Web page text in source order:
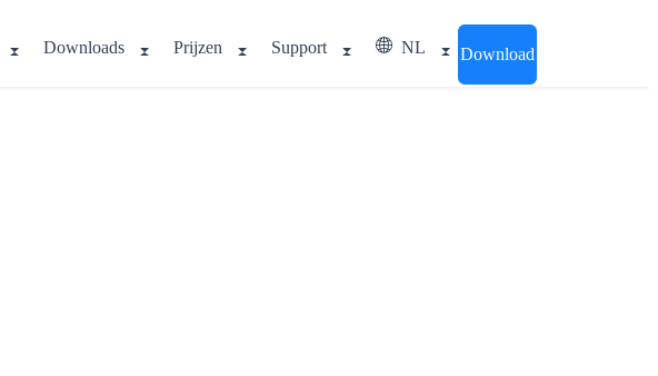
Downloads Prijzen Support NL Download